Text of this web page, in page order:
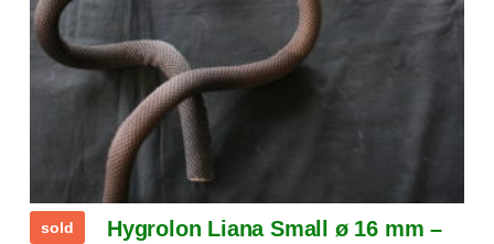
sold
Hygrolon Liana Small ø 16 mm –